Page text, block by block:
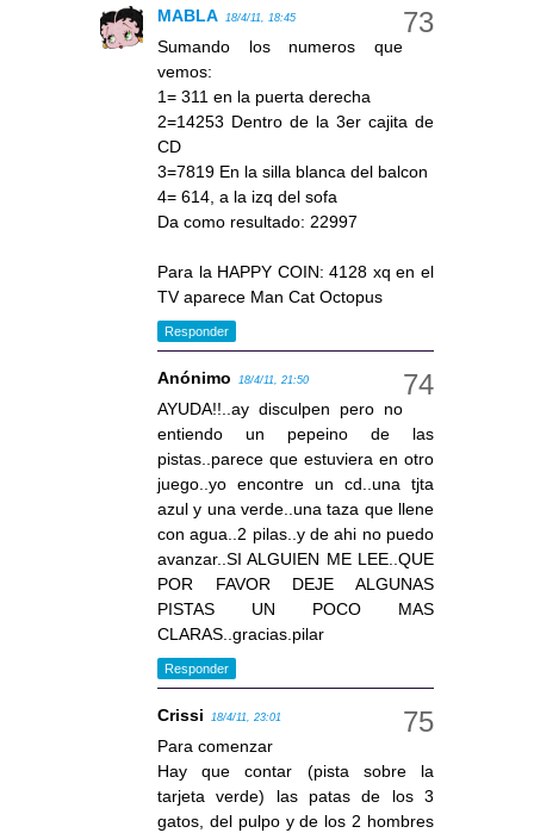
MABLA 18/4/11, 18:45
Sumando los numeros que
vemos:
1= 311 en la puerta derecha
2=14253 Dentro de la 3er cajita de
CD
3=7819 En la silla blanca del balcon
4= 614, a la izq del sofa
Da como resultado: 22997
Para la HAPPY COIN: 4128 xq en el
TV aparece Man Cat Octopus
Responder
Anónimo 18/4/11, 21:50
AYUDA!!..ay disculpen pero no
entiendo un pepeino de las
pistas..parece que estuviera en otro
juego..yo encontre un cd..una tjta
azul y una verde..una taza que llene
con agua..2 pilas..y de ahi no puedo
avanzar..SI ALGUIEN ME LEE..QUE
POR FAVOR DEJE ALGUNAS
PISTAS UN POCO MAS
CLARAS..gracias.pilar
Responder
Crissi 18/4/11, 23:01
Para comenzar
Hay que contar (pista sobre la
tarjeta verde) las patas de los 3
gatos, del pulpo y de los 2 hombres